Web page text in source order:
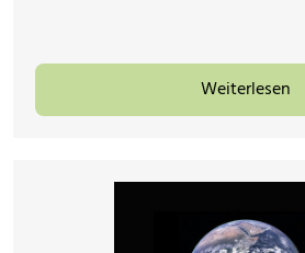
Weiterlesen